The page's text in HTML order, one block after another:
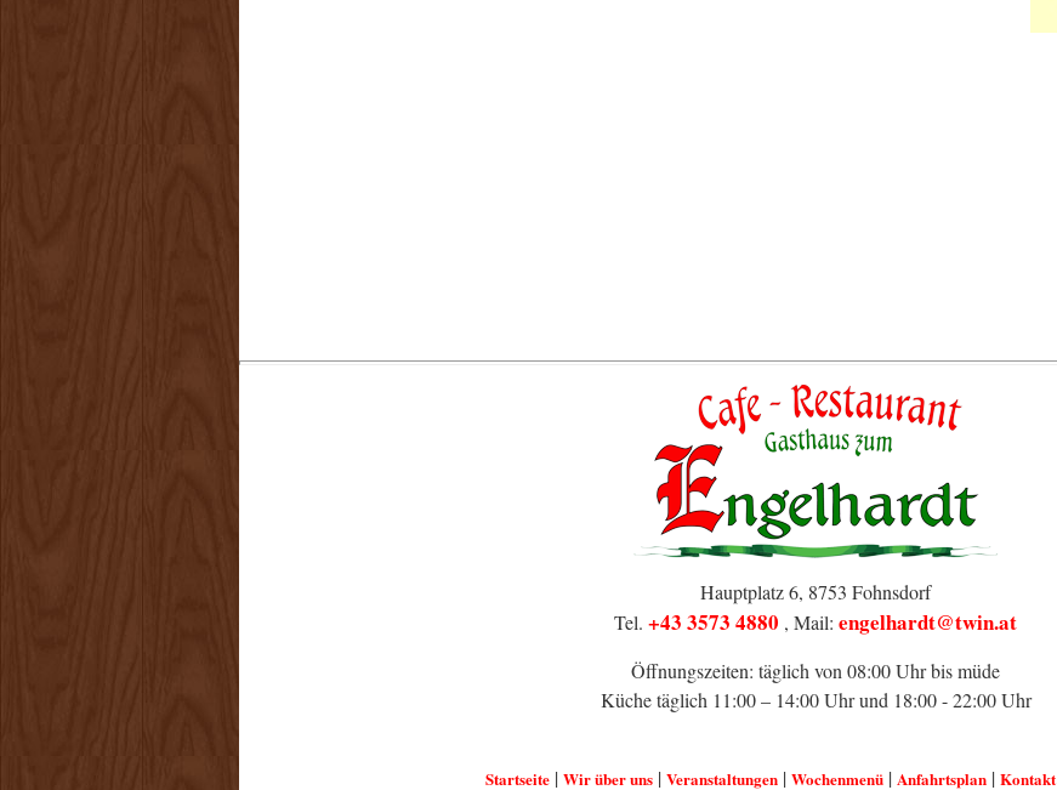
Hauptplatz 6, 8753 Fohnsdorf
Tel. +43 3573 4880 , Mail: engelhardt@twin.at
Öffnungszeiten: täglich von 08:00 Uhr bis müde
Küche täglich 11:00 – 14:00 Uhr und 18:00 - 22:00 Uhr
Startseite | Wir über uns | Veranstaltungen | Wochenmenü | Anfahrtsplan | Kontakt